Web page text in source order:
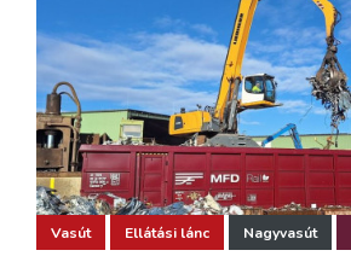
Vasút Ellátási lánc Nagyvasút